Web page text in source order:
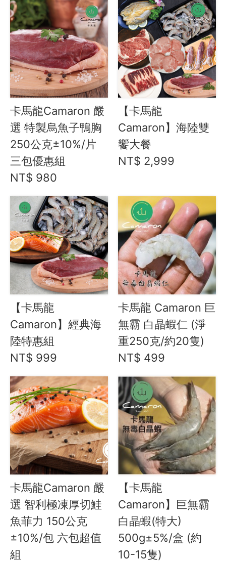
小川漁屋
約克街肉鋪
礦泉水 / 氣泡水
喫茶喝咖啡 / 飲料
農產 / 乾貨
油鹽醬醋
頂級美食
餐廚好朋友
生活美學
🇯🇵 日本專區
最新飯團
Blog
會員服務
社群
愛飯團FB粉絲團
YouTube
Instagram
聯絡我們
客服專線
服務信箱
關於
關於愛飯團
合作與廣告
媒體推薦與報導
隱私保護
卡馬龍Camaron 嚴
選 特製烏魚子鴨胸
250公克±10%/片
三包優惠組
NT$ 980
【卡馬龍
Camaron】海陸雙
饗大餐
NT$ 2,999
【卡馬龍
Camaron】經典海
陸特惠組
NT$ 999
卡馬龍 Camaron 巨
無霸 白晶蝦仁 (淨
重250克/約20隻)
NT$ 499
卡馬龍Camaron 嚴
選 智利極凍厚切鮭
魚菲力 150公克
±10%/包 六包超值
組
【卡馬龍
Camaron】巨無霸
白晶蝦(特大)
500g±5%/盒 (約
10-15隻)